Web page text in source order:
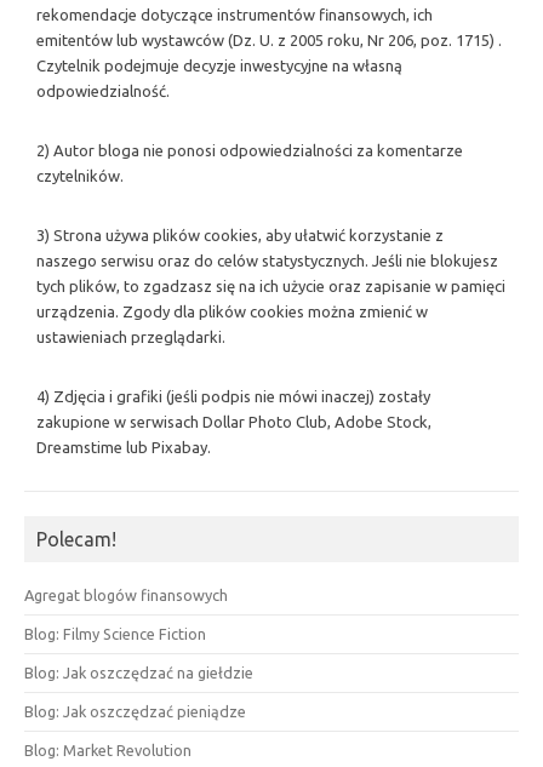
rekomendacje dotyczące instrumentów finansowych, ich
emitentów lub wystawców (Dz. U. z 2005 roku, Nr 206, poz. 1715) .
Czytelnik podejmuje decyzje inwestycyjne na własną
odpowiedzialność.
2) Autor bloga nie ponosi odpowiedzialności za komentarze
czytelników.
3) Strona używa plików cookies, aby ułatwić korzystanie z
naszego serwisu oraz do celów statystycznych. Jeśli nie blokujesz
tych plików, to zgadzasz się na ich użycie oraz zapisanie w pamięci
urządzenia. Zgody dla plików cookies można zmienić w
ustawieniach przeglądarki.
4) Zdjęcia i grafiki (jeśli podpis nie mówi inaczej) zostały
zakupione w serwisach Dollar Photo Club, Adobe Stock,
Dreamstime lub Pixabay.
Polecam!
Agregat blogów finansowych
Blog: Filmy Science Fiction
Blog: Jak oszczędzać na giełdzie
Blog: Jak oszczędzać pieniądze
Blog: Market Revolution